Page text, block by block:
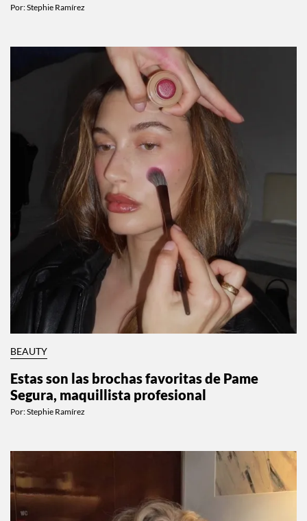
Por:Stephie Ramírez
BEAUTY
Estas son las brochas favoritas de Pame
Segura, maquillista profesional
Por:Stephie Ramírez